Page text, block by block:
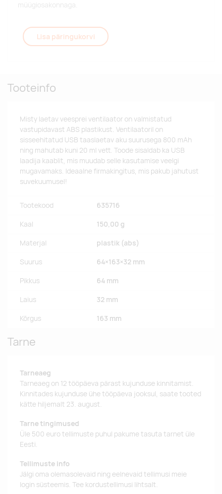
müügiosakonnaga.
Lisa päringukorvi
Tooteinfo
Misty laetav veesprei ventilaator on valmistatud
vastupidavast ABS plastikust. Ventilaatoril on
sisseehitatud USB taaslaetav aku suurusega 800 mAh
ning mahutab kuni 20 ml vett. Toode sisaldab ka USB
laadija kaablit, mis muudab selle kasutamise veelgi
mugavamaks. Ideaalne firmakingitus, mis pakub jahutust
suvekuumusel!
Tootekood 635716
Kaal 150,00 g
Materjal plastik (abs)
Suurus 64×163×32 mm
Pikkus 64 mm
Laius 32 mm
Kõrgus 163 mm
Tarne
Tarneaeg
Tarneaeg on 12 tööpäeva pärast kujunduse kinnitamist.
Kinnitades kujunduse ühe tööpäeva jooksul, saate tooted
kätte hiljemalt 23. august.
Tarne tingimused
Üle 500 euro tellimuste puhul pakume tasuta tarnet üle
Eesti.
Tellimuste info
Jälgi oma olemasolevaid ning eelnevaid tellimusi meie
login süsteemis. Tee kordustellimusi lihtsalt.